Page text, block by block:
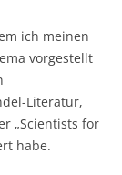
ich meinen
vorgestellt
Literatur,
„Scientists for
habe.